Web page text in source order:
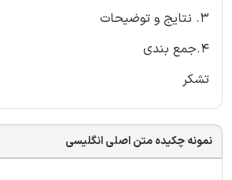
3. نتایج و توضیحات
4.جمع بندی
تشکر
نمونه چکیده متن اصلی انگلیسی